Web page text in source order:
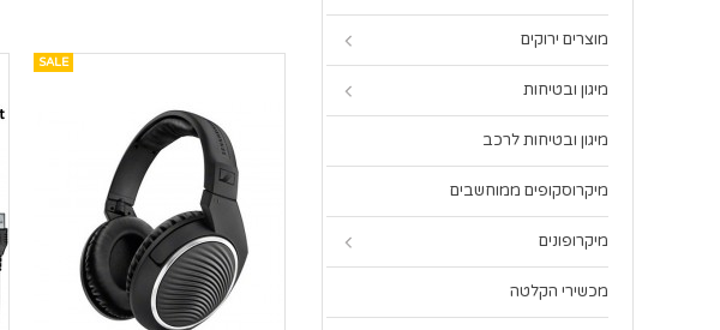
SALE
מוצרים ירוקים
מיגון ובטיחות
מיגון ובטיחות לרכב
מיקרוסקופים ממוחשבים
מיקרופונים
מכשירי הקלטה